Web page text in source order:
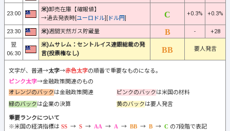
23:00
米)卸売在庫【確報値】
→過去発表時[ユーロドル][ ドル円]
+0.3% +0.3%
23:30 米)週間天然ガス貯蔵量 -
+28
翌
06:30
米)ムサレム：セントルイス連銀総裁の発
言(投票権なし)
要人発言
文字が、普通→太字→赤色太字の順番で重要なものになる。
ピンク太字→金融政策関連のもの
オレンジのバックは金融政策関連 ピンクのバックは米国の材料
緑のバックは企業の決算 黄のバックは要人発言
重要ランクについて
※米国の経済指標は
→ → → → → →
の7段階で表記